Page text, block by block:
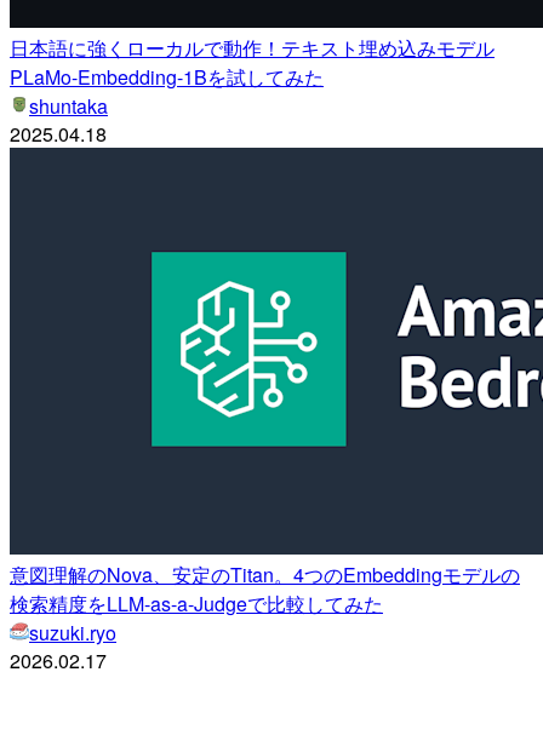
日本語に強くローカルで動作！テキスト埋め込みモデル
PLaMo-Embedding-1Bを試してみた
shuntaka
2025.04.18
意図理解のNova、安定のTitan。4つのEmbeddingモデルの
検索精度をLLM-as-a-Judgeで比較してみた
suzuki.ryo
2026.02.17